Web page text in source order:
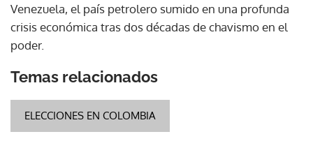
Venezuela, el país petrolero sumido en una profunda
crisis económica tras dos décadas de chavismo en el
poder.
Temas relacionados
ELECCIONES EN COLOMBIA